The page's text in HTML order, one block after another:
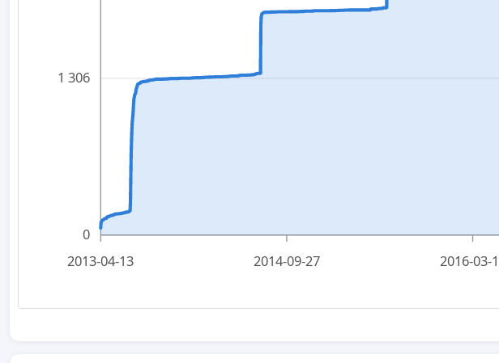
0
1 306
2013-04-13 2014-09-27 2016-03-